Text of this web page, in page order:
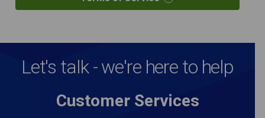
Let's talk - we're here to help
Customer Services